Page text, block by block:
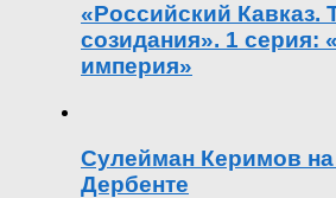
«Российский Кавказ.
созидания». 1 серия:
империя»
Сулейман Керимов
Дербенте